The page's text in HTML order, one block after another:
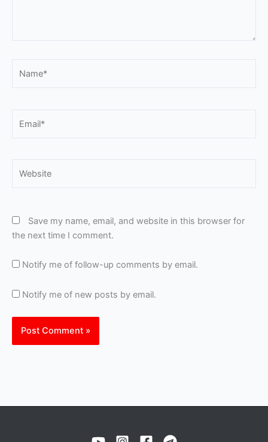
Save my name, email, and website in this browser for
the next time I comment.
Notify me of follow-up comments by email.
Notify me of new posts by email.